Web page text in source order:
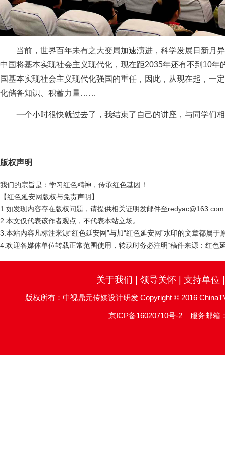
当前，世界百年未有之大变局加速演进，科学发展日新月
中国将基本实现社会主义现代化，现在距2035年还有不到10
国基本实现社会主义现代化强国的重任，因此，从现在起，一
化储备知识、积蓄力量……
一个小时很快就过去了，我结束了自己的讲座，与同学们
版权声明
我们的宗旨是：学习红色精神，传承红色基因！
【红色延安网版权与免责声明】
1.如发现内容存在版权问题，请提供相关证明发邮件至
2.本文仅代表该作者观点，不代表本站立场。
3.本站内容凡标注来源“红色延安网”与加“红色延安网”水印的文章都属
4.欢迎各媒体单位转载正常范围使用，转载时务必注明“稿件来源：红色
关于我们 | 领导关怀| 支持单位
版权所有：中视鼎元传媒设计研发 Copyright © 2016
京ICP备16020710号-2 服务邮箱